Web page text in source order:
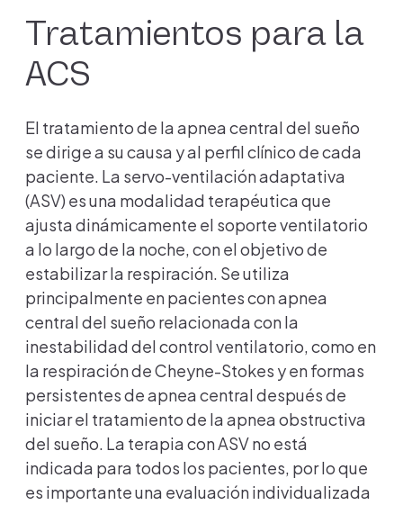
Tratamientos para la
ACS
El tratamiento de la apnea central del sueño
se dirige a su causa y al perfil clínico de cada
paciente. La servo-ventilación adaptativa
(ASV) es una modalidad terapéutica que
ajusta dinámicamente el soporte ventilatorio
a lo largo de la noche, con el objetivo de
estabilizar la respiración. Se utiliza
principalmente en pacientes con apnea
central del sueño relacionada con la
inestabilidad del control ventilatorio, como en
la respiración de Cheyne-Stokes y en formas
persistentes de apnea central después de
iniciar el tratamiento de la apnea obstructiva
del sueño. La terapia con ASV no está
indicada para todos los pacientes, por lo que
es importante una evaluación individualizada